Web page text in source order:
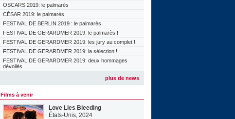
OSCARS 2019: le palmarès
CÉSAR 2019: le palmarès
FESTIVAL DE BERLIN 2019 : le palmarès
FESTIVAL DE GERARDMER 2019: le palmarès !
FESTIVAL DE GERARDMER 2019: les jury au complet !
FESTIVAL DE GERARDMER 2019: la sélection !
FESTIVAL DE GERARDMER 2019: deux hommages
dévoilés
plus de news
Films à venir
Love Lies Bleeding
États-Unis, 2024